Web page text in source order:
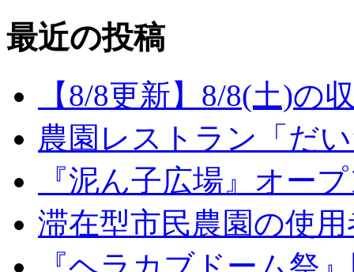
最近の投稿
【8/8更新】8/8(土)の
農園レストラン「だ
『泥ん子広場』オー
滞在型市民農園の使